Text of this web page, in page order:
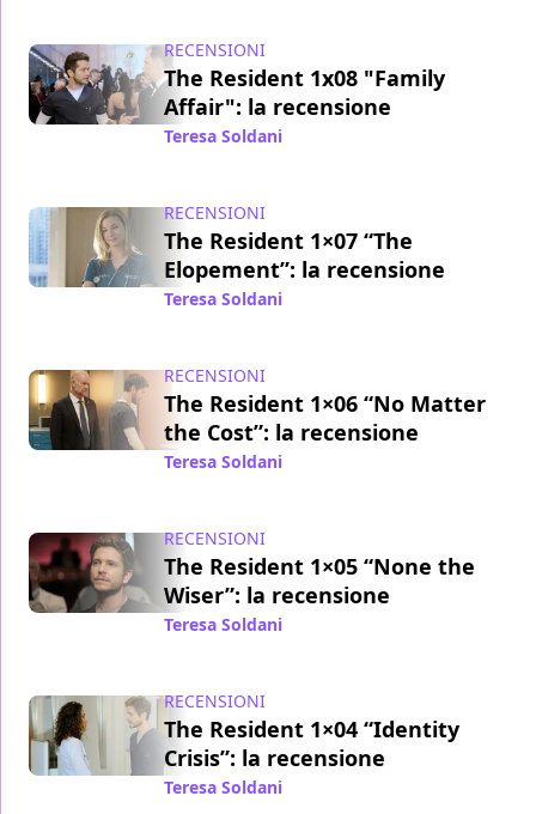
RECENSIONI
The Resident 1x08 "Family
Affair": la recensione
Teresa Soldani
RECENSIONI
The Resident 1×07 “The
Elopement”: la recensione
Teresa Soldani
RECENSIONI
The Resident 1×06 “No Matter
the Cost”: la recensione
Teresa Soldani
RECENSIONI
The Resident 1×05 “None the
Wiser”: la recensione
Teresa Soldani
RECENSIONI
The Resident 1×04 “Identity
Crisis”: la recensione
Teresa Soldani